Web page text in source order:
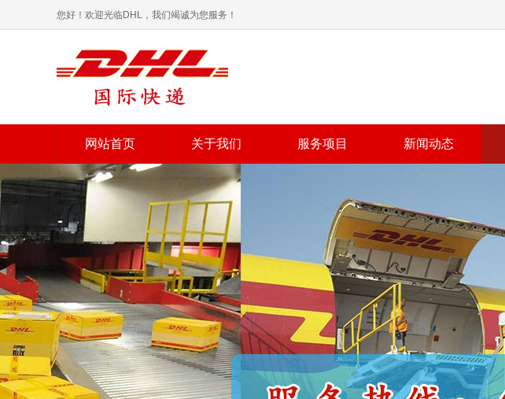
您好！欢迎光临DHL，我们竭诚为您服务！
网站首页 关于我们 服务项目 新闻动态